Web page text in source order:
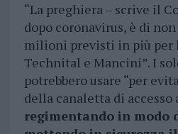
“La preghiera – scrive il
dopo coronavirus, è di
milioni previsti in più per
Technital e Mancini”. I
potrebbero usare “per
della canaletta di accesso
regimentando in modo